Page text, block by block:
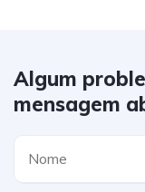
Algum
mensagem